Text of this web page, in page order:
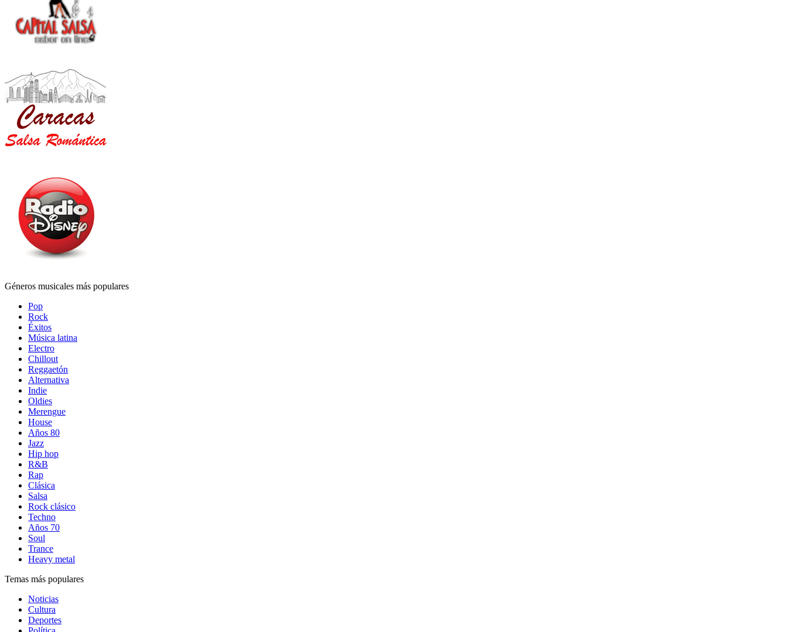
Géneros musicales más populares
Pop
Rock
Éxitos
Música latina
Electro
Chillout
Reggaetón
Alternativa
Indie
Oldies
Merengue
House
Años 80
Jazz
Hip hop
R&B
Rap
Clásica
Salsa
Rock clásico
Techno
Años 70
Soul
Trance
Heavy metal
Temas más populares
Noticias
Cultura
Deportes